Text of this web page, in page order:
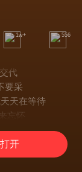
1w+ 556
代
要采
天在等待
忘怀
代
采
天在等待
打开